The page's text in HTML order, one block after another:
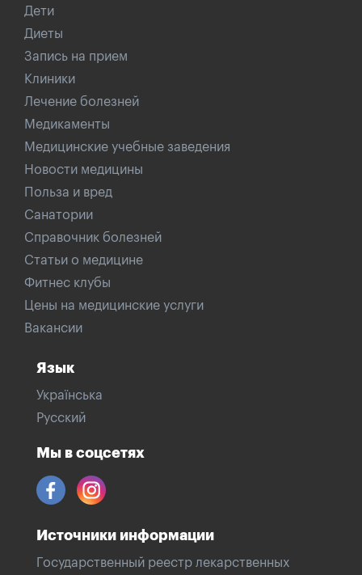
Дети
Диеты
Запись на прием
Клиники
Лечение болезней
Медикаменты
Медицинские учебные заведения
Новости медицины
Польза и вред
Санатории
Справочник болезней
Статьи о медицине
Фитнес клубы
Цены на медицинские услуги
Вакансии
Язык
Українська
Русский
Мы в соцсетях
Источники информации
Государственный реестр лекарственных